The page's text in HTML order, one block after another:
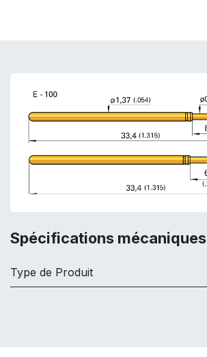
Spécifications mécaniques
Type de Produit